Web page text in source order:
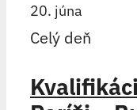
20. júna
Celý deň